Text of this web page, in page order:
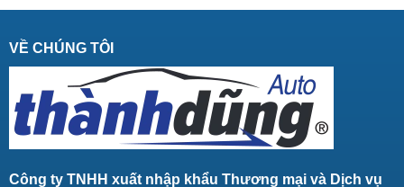
VỀ CHÚNG TÔI
Công ty TNHH xuất nhập khẩu Thương mại và Dịch vụ